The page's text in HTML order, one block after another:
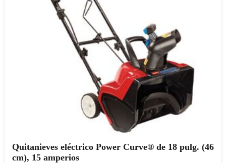
Quitanieves eléctrico Power Curve® de 18 pulg. (46
cm), 15 amperios